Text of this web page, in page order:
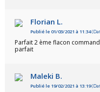
Florian L.
Publié le 01/03/2021 à 11:34
Parfait 2 ème flacon
parfait
Maleki B.
Publié le 19/02/2021 à 13:19